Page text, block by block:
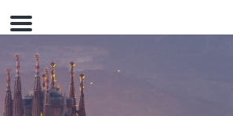
M
e